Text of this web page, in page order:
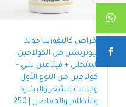
أقراص كاليفورنيا جولد
نيوتريشن من الكولاجين
المتحلل + فيتامين سي –
كولاجين من النوع الأول
والثالث للشعر والبشرة
والأظافر والمفاصل | 250